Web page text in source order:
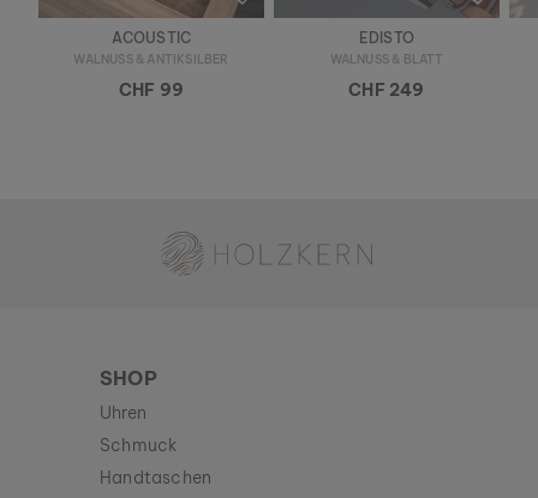
ACOUSTIC
WALNUSS & ANTIKSILBER
CHF 99
EDISTO
WALNUSS & BLATT
CHF 249
SHOP
Uhren
Schmuck
Handtaschen